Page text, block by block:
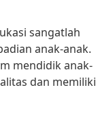
sangatlah
anak-anak.
mendidik anak-
dan memiliki